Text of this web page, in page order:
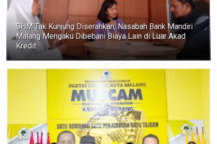
SHM Tak Kunjung Diserahkan, Nasabah Bank Mandiri
Malang Mengaku Dibebani Biaya Lain di Luar Akad
Kredit